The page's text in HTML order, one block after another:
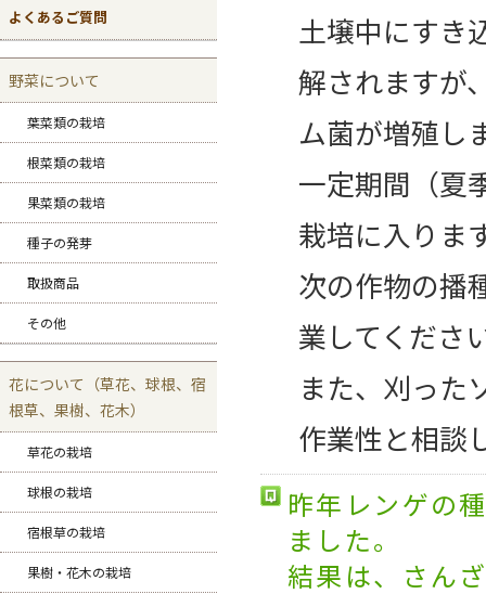
よくあるご質問
野菜について
葉菜類の栽培
根菜類の栽培
果菜類の栽培
種子の発芽
取扱商品
その他
花について（草花、球根、宿
根草、果樹、花木）
草花の栽培
球根の栽培
宿根草の栽培
果樹・花木の栽培
土壌中にすき
解されますが
ム菌が増殖し
一定期間（夏
栽培に入りま
次の作物の播
業してくださ
また、刈った
作業性と相談
昨年レンゲの
ました。
結果は、さん